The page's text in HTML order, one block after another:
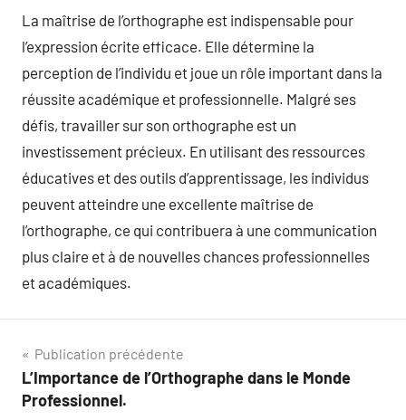
La maîtrise de l’orthographe est indispensable pour
l’expression écrite efficace. Elle détermine la
perception de l’individu et joue un rôle important dans la
réussite académique et professionnelle. Malgré ses
défis, travailler sur son orthographe est un
investissement précieux. En utilisant des ressources
éducatives et des outils d’apprentissage, les individus
peuvent atteindre une excellente maîtrise de
l’orthographe, ce qui contribuera à une communication
plus claire et à de nouvelles chances professionnelles
et académiques.
Navigation
de
Publication précédente
L’Importance de l’Orthographe dans le Monde
Professionnel.